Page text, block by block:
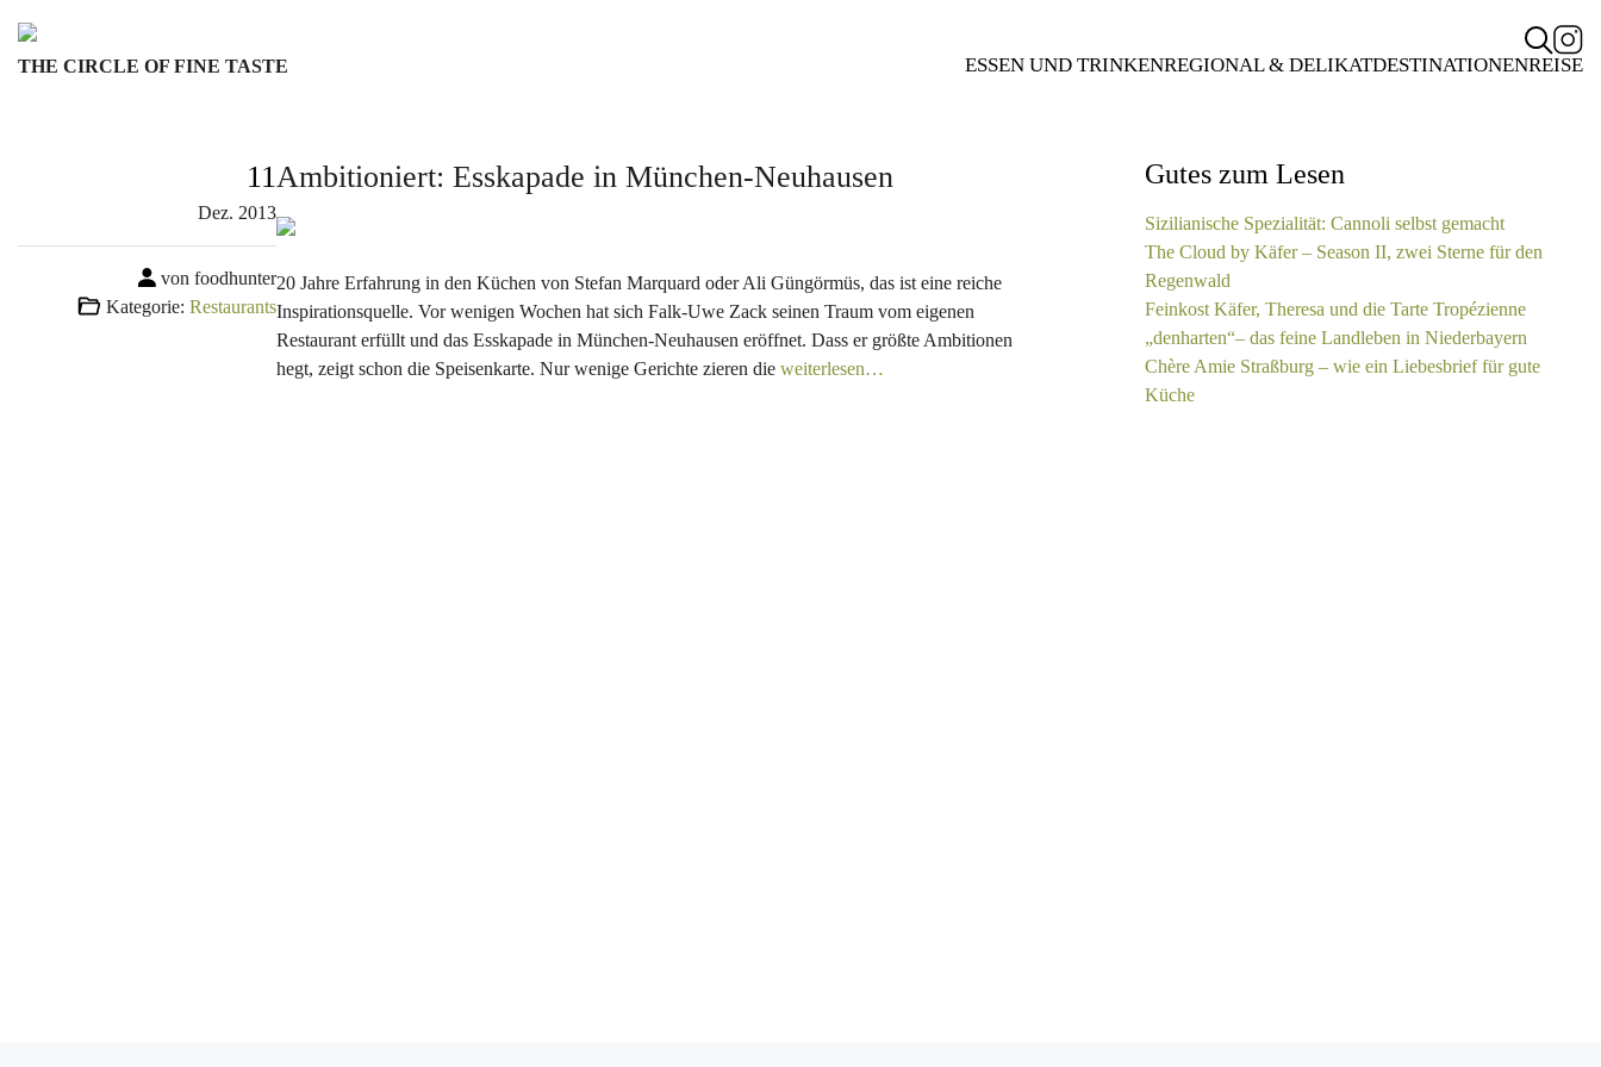
content
THE CIRCLE OF FINE TASTE ESSEN UND TRINKENREGIONAL & DELIKATDESTINATIONENREISE
11
Dez. 2013
von foodhunter
Kategorie: Restaurants
Ambitioniert: Esskapade in München-Neuhausen
20 Jahre Erfahrung in den Küchen von Stefan Marquard oder Ali Güngörmüs, das ist eine reiche
Inspirationsquelle. Vor wenigen Wochen hat sich Falk-Uwe Zack seinen Traum vom eigenen
Restaurant erfüllt und das Esskapade in München-Neuhausen eröffnet. Dass er größte Ambitionen
hegt, zeigt schon die Speisenkarte. Nur wenige Gerichte zieren die weiterlesen…
Gutes zum Lesen
Sizilianische Spezialität: Cannoli selbst gemacht
The Cloud by Käfer – Season II, zwei Sterne für den
Regenwald
Feinkost Käfer, Theresa und die Tarte Tropézienne
„denharten“– das feine Landleben in Niederbayern
Chère Amie Straßburg – wie ein Liebesbrief für gute
Küche